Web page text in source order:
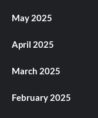
May 2025
April 2025
March 2025
February 2025